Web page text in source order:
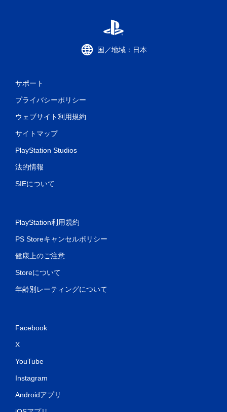
国／地域：日本
サポート
プライバシーポリシー
ウェブサイト利用規約
サイトマップ
PlayStation Studios
法的情報
SIEについて
PlayStation利用規約
PS Storeキャンセルポリシー
健康上のご注意
Storeについて
年齢別レーティングについて
Facebook
X
YouTube
Instagram
Androidアプリ